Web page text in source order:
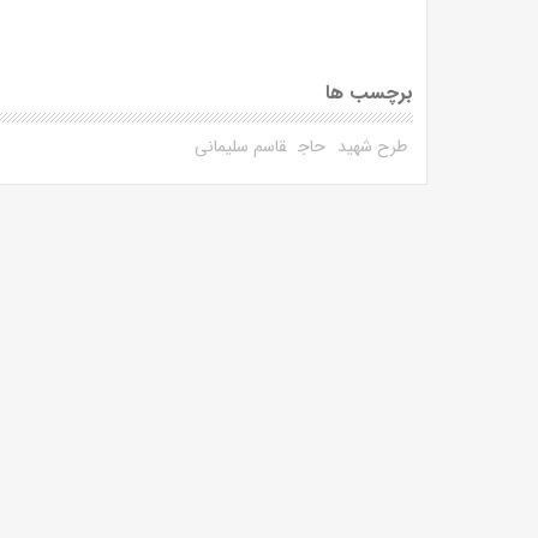
برچسب ها
طرح شهید حاج قاسم سلیمانی